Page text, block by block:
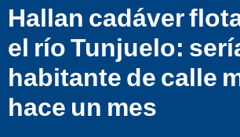
Hallan cadáver
el río Tunjuelo:
habitante de calle
hace un mes